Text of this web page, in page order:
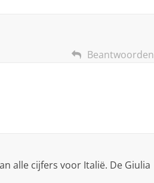
Beantwoorden
alle cijfers voor Italië. De Giulia